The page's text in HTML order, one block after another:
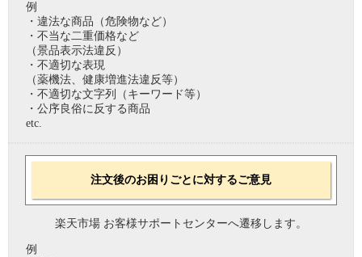
例
・違法な商品（危険物など）
・不当な二重価格など
（景品表示法違反）
・不適切な表現
（薬機法、健康増進法違反等）
・不適切な文字列（キーワード等）
・公序良俗に反する商品
etc.
注文後のお困りごとに対するご意見
楽天市場 お客様サポートセンターへ遷移します。
例